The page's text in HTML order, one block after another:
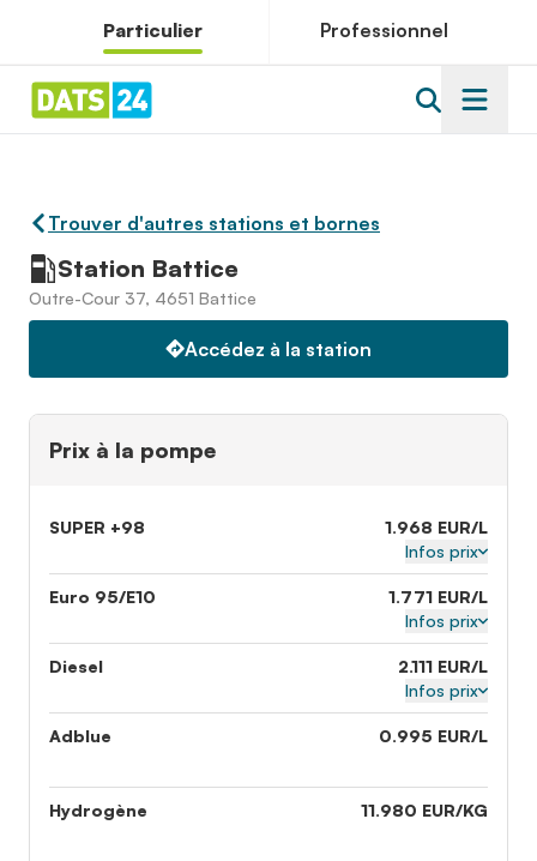
Particulier Professionnel
Trouver d'autres stations et bornes
Station Battice
Outre-Cour 37, 4651 Battice
Accédez à la station
Prix à la pompe
SUPER +98
1.968 EUR/L
Infos prix
Euro 95/E10
1.771 EUR/L
Infos prix
Diesel
2.111 EUR/L
Infos prix
Adblue 0.995 EUR/L
Hydrogène 11.980 EUR/KG